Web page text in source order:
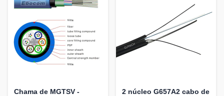
(minas subterrâneas de carvão,
Chama de MGTSV -
2 núcleo G657A2 cabo de